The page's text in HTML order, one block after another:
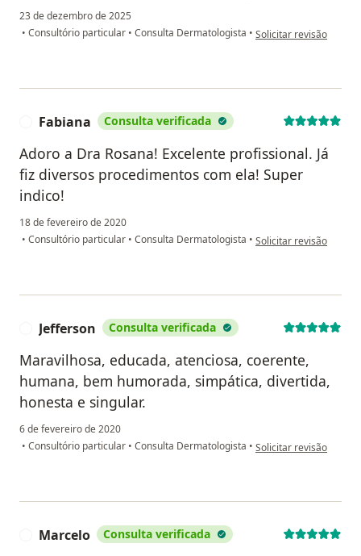
23 de dezembro de 2025
• Consultório particular • Consulta Dermatologista • na opinião do
Solicitar revisão
Fabiana Consulta verificada
Adoro a Dra Rosana! Excelente profissional. Já
fiz diversos procedimentos com ela! Super
indico!
18 de fevereiro de 2020
• Consultório particular • Consulta Dermatologista • na opinião do
Solicitar revisão
Jefferson Consulta verificada
Maravilhosa, educada, atenciosa, coerente,
humana, bem humorada, simpática, divertida,
honesta e singular.
6 de fevereiro de 2020
• Consultório particular • Consulta Dermatologista • na opinião do
Solicitar revisão
Marcelo Consulta verificada